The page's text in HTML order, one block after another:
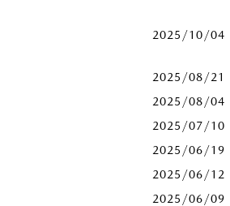
2025/10/04
2025/08/21
2025/08/04
2025/07/10
2025/06/19
2025/06/12
2025/06/09